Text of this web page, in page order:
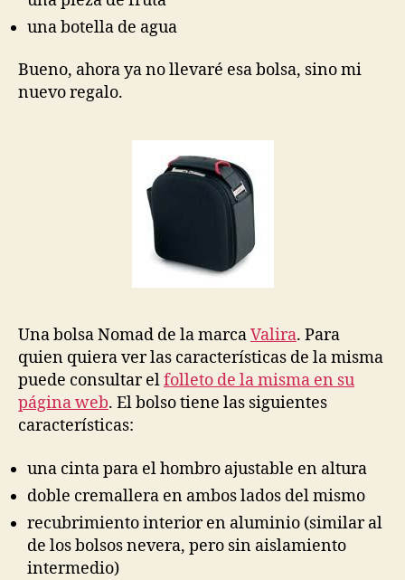
una botella de agua
Bueno, ahora ya no llevaré esa bolsa, sino mi
nuevo regalo.
Una bolsa Nomad de la marcaValira. Para
quien quiera ver las características de la misma
puede consultar elfolleto de la misma en su
página web. El bolso tiene las siguientes
características:
una cinta para el hombro ajustable en altura
doble cremallera en ambos lados del mismo
recubrimiento interior en aluminio (similar al
de los bolsos nevera, pero sin aislamiento
intermedio)